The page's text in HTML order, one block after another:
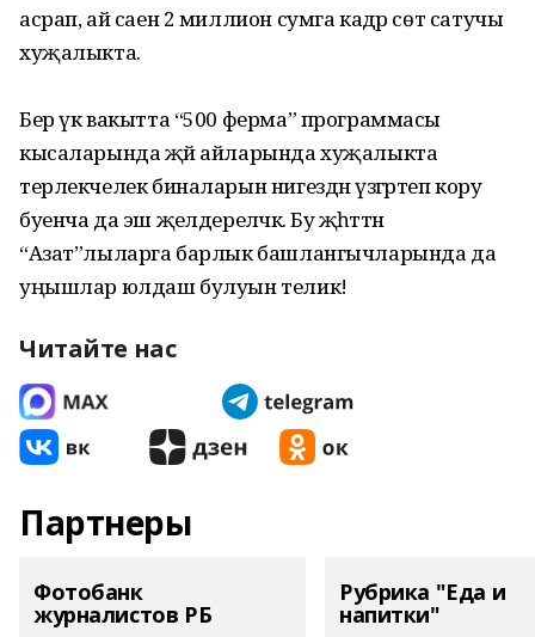
асрап, ай саен 2 миллион сумга кадәр сөт сатучы
хуҗалыкта.
Бер үк вакытта “500 ферма” программасы
кысаларында җәй айларында хуҗалыкта
терлекчелек биналарын нигездән үзгәртеп кору
буенча да эш җәелдереләчәк. Бу җәһәттән
“Азат”лыларга барлык башлангычларында да
уңышлар юлдаш булуын телик!
Читайте нас
Партнеры
Фотобанк
журналистов РБ
Рубрика "Еда и
напитки"